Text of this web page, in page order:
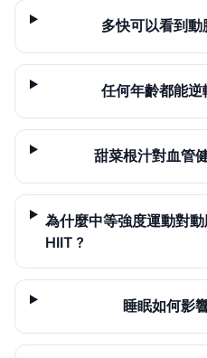
多快可以看到動
任何年齡都能逆
甜菜根汁對血管
為什麼中等強度運動對
HIIT？
睡眠如何影